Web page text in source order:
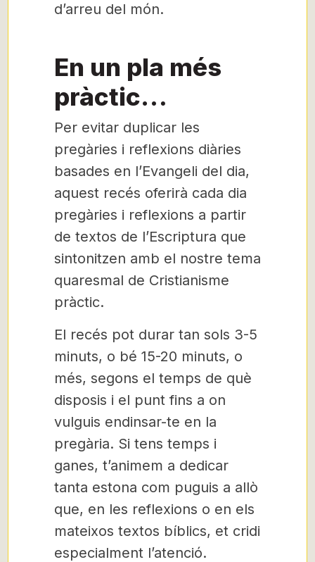
d’arreu del món.
En un pla més
pràctic…
Per evitar duplicar les
pregàries i reflexions diàries
basades en l’Evangeli del dia,
aquest recés oferirà cada dia
pregàries i reflexions a partir
de textos de l’Escriptura que
sintonitzen amb el nostre tema
quaresmal de Cristianisme
pràctic.
El recés pot durar tan sols 3-5
minuts, o bé 15-20 minuts, o
més, segons el temps de què
disposis i el punt fins a on
vulguis endinsar-te en la
pregària. Si tens temps i
ganes, t’animem a dedicar
tanta estona com puguis a allò
que, en les reflexions o en els
mateixos textos bíblics, et cridi
especialment l’atenció.